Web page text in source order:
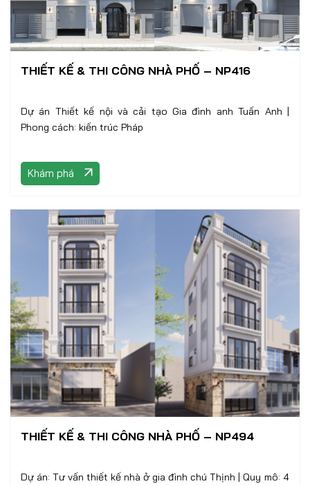
THIẾT KẾ & THI CÔNG NHÀ PHỐ – NP416
Dự án Thiết kế nội và cải tạo Gia đình anh Tuấn Anh |
Phong cách: kiến trúc Pháp
Khám phá
THIẾT KẾ & THI CÔNG NHÀ PHỐ – NP494
Dự án: Tư vấn thiết kế nhà ở gia đình chú Thịnh | Quy mô: 4